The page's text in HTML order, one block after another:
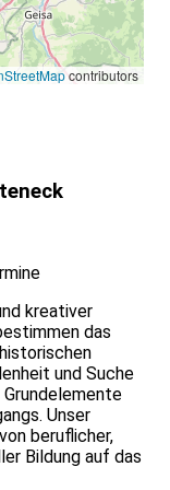
contributors
kreativer
das
und Suche
Unser
beruflicher,
Bildung auf das